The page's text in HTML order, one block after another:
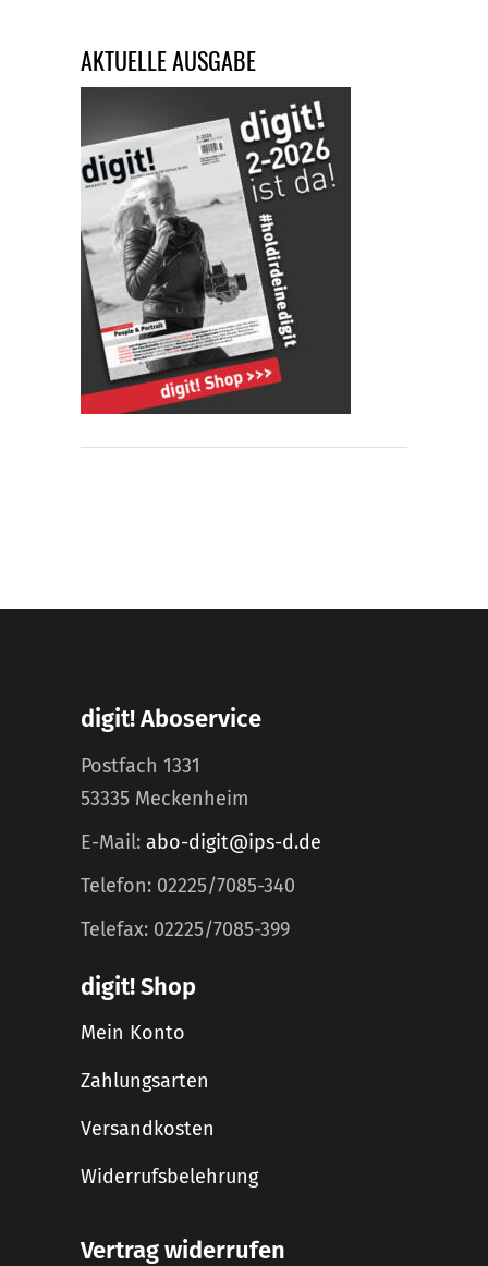
AKTUELLE AUSGABE
digit! Aboservice
Postfach 1331
53335 Meckenheim
E-Mail: abo-digit@ips-d.de
Telefon: 02225/7085-340
Telefax: 02225/7085-399
digit! Shop
Mein Konto
Zahlungsarten
Versandkosten
Widerrufsbelehrung
Vertrag widerrufen